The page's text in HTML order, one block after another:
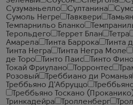
Сузуманьелло
Султанина
Сумоль Негре
Тавквери
Темпарнильо Бланко
Терольдего
Террет Блан Тетра
Амарела
Тинта Баррока Тинта
Тинта Негра
Тинта Негра Моле
де Торо
Тинто Паис
Тинто
Токай Фриулано
Торронтес
Розовый
Треббиано ди Романья
Треббьяно Д'Абруццо
Треббьяно Тоскано
Тринкадейра
Тролленберг